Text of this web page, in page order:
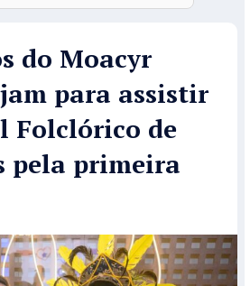
do Moacyr
para assistir
Folclórico de
pela primeira